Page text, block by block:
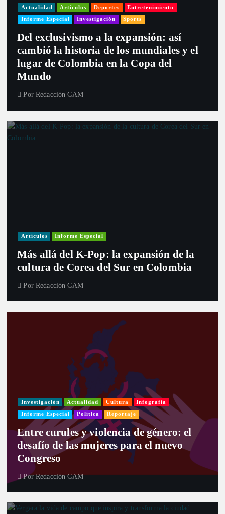
Actualidad Artículos Deportes Entretenimiento
Informe Especial Investigación Sports
Del exclusivismo a la expansión: así
cambió la historia de los mundiales y el
lugar de Colombia en la Copa del
Mundo
Por Redacción CAM
Artículos Informe Especial
Más allá del K-Pop: la expansión de la
cultura de Corea del Sur en Colombia
Por Redacción CAM
Investigación Actualidad Cultura Infografía
Informe Especial Política Reportaje
Entre curules y violencia de género: el
desafío de las mujeres para el nuevo
Congreso
PorRedacción CAM